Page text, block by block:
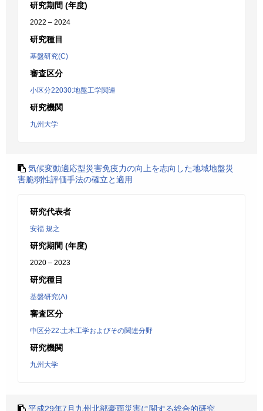
研究期間 (年度)
2022 – 2024
研究種目
基盤研究(C)
審査区分
小区分22030:地盤工学関連
研究機関
九州大学
気候変動適応型災害免疫力の向上を志向した地域地盤災
害脆弱性評価手法の確立と適用
研究代表者
安福 規之
研究期間 (年度)
2020 – 2023
研究種目
基盤研究(A)
審査区分
中区分22:土木工学およびその関連分野
研究機関
九州大学
平成29年7月九州北部豪雨災害に関する総合的研究